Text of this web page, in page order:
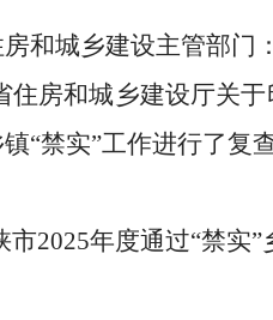
和城乡建设主管部门
住房和城乡建设厅关
“禁实”工作进行了复
市2025年度通过“禁实”